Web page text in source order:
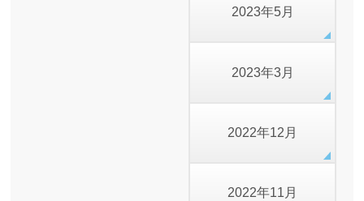
2023年5月
2023年3月
2022年12月
2022年11月